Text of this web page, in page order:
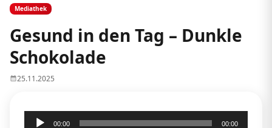
Mediathek
Gesund in den Tag – Dunkle
Schokolade
25.11.2025
Audio-
00:00 00:00